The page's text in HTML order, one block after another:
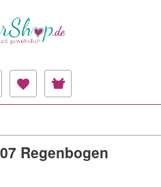
Regenbogen